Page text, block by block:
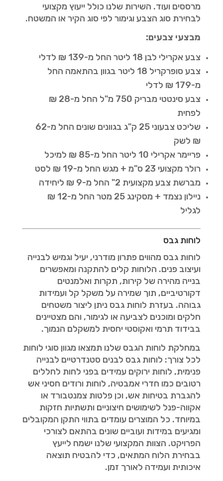
מרססים ועוד. השירות שלנו כולל ייעוץ מקצועי
לבחירת סוג הצבע וגימור לפי סוג הקיר או המשטח.
מבצעי צבעים:
צבע אקרילי לבן 18 ליטר החל מ-139 ₪ לדלי
צבע סופרקריל 18 ליטר בגוון בהתאמה החל
מ-179 ₪ לדלי
צבע סינטטי מבריק 750 מ"ל החל מ-28 ₪
לפחית
שליכט צבעוני 25 ק"ג בגוונים שונים החל מ-62
₪ לשק
פריימר אקרילי 10 ליטר החל מ-85 ₪ למיכל
רולר מקצועי 23 ס"מ + מגש החל מ-19 ₪ לסט
מברשת צבע מקצועית 2" החל מ-9 ₪ ליחידה
ניילון נצמד + מסקינג 25 מטר החל מ-12 ₪
לגליל
לוחות גבס
לוחות גבס מהווים פתרון מודרני, יעיל וגמיש לבנייה
ועיצוב פנים. הלוחות קלים להתקנה ומאפשרים
בנייה מהירה של קירות, תקרות ואלמנטים
דקורטיביים, תוך שמירה על משקל קל ועמידות
גבוהה. בעזרת לוחות גבס ניתן ליצור משטחים
חלקים ומוכנים לצביעה או לגימור, והם מצטיינים
בבידוד תרמי ואקוסטי יחסית למשקלם הנמוך.
במחלקת לוחות הגבס שלנו תמצאו מגוון סוגי לוחות
לכל צורך: לוחות גבס לבנים סטנדרטיים לבנייה
פנימית, לוחות ירוקים עמידים בפני לחות לחללים
רטובים כמו חדרי אמבטיה, לוחות ורודים חסיני אש
להגברת בטיחות אש, וכן פלטות צמנטבורד או
אקווה-פנל לשימושים חיצוניים ותשתיות חזקות
במיוחד. כל המוצרים עומדים בתווי התקן המקובלים
ומגיעים במידות ועוביים שונים בהתאם לצורכי
הפרויקט. הצוות המקצועי שלנו ישמח לייעץ
בבחירת הלוח המתאים, כדי להבטיח תוצאה
איכותית ועמידה לאורך זמן.